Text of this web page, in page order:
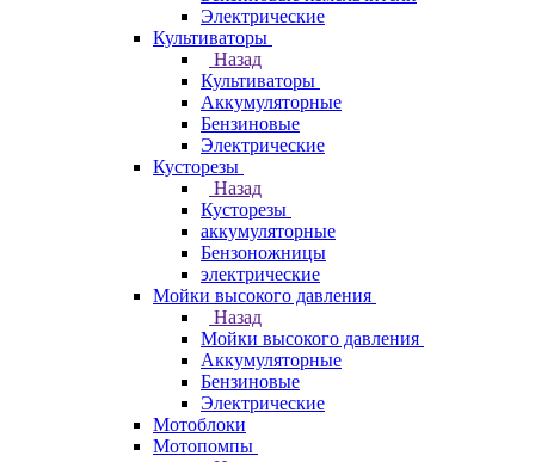
Электрические
Культиваторы
Назад
Культиваторы
Аккумуляторные
Бензиновые
Электрические
Кусторезы
Назад
Кусторезы
аккумуляторные
Бензоножницы
электрические
Мойки высокого давления
Назад
Мойки высокого давления
Аккумуляторные
Бензиновые
Электрические
Мотоблоки
Мотопомпы